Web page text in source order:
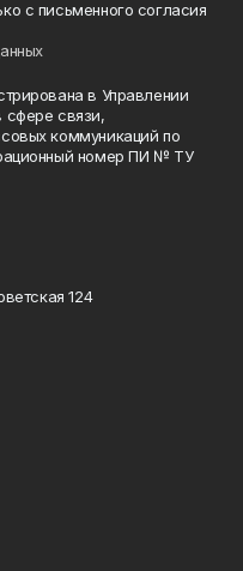
с письменного согласия
в Управлении
сфере связи,
коммуникаций по
номер ПИ № ТУ
124